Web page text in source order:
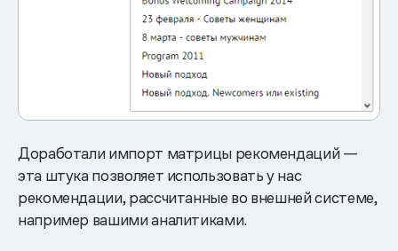
Доработали импорт матрицы рекомендаций —
эта штука позволяет использовать у нас
рекомендации, рассчитанные во внешней системе,
например вашими аналитиками.